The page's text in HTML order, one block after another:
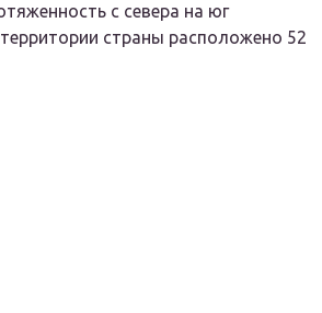
с севера на юг
страны расположено 52